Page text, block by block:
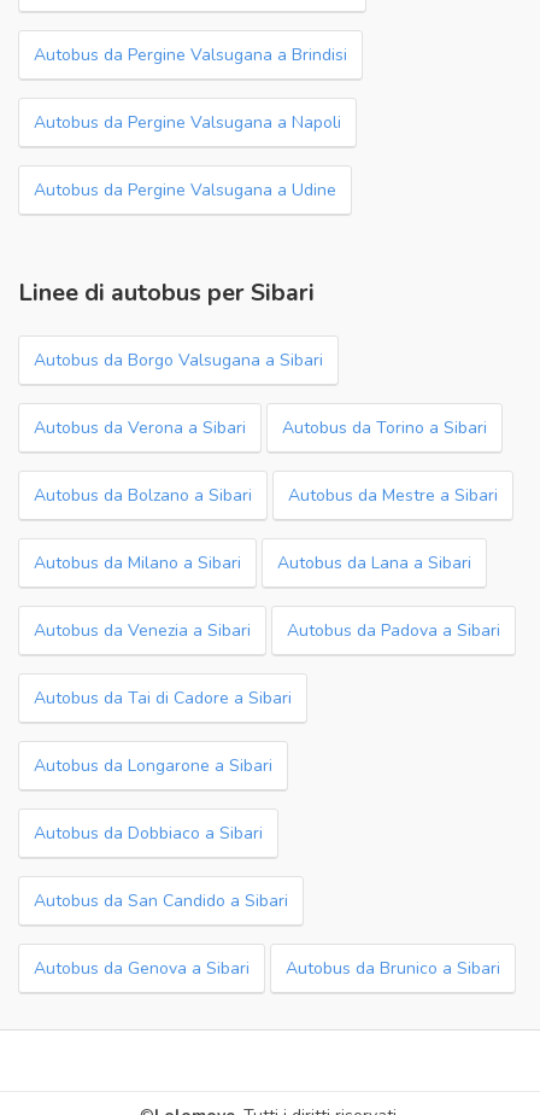
Autobus da Pergine Valsugana a Brindisi
Autobus da Pergine Valsugana a Napoli
Autobus da Pergine Valsugana a Udine
Linee di autobus per Sibari
Autobus da Borgo Valsugana a Sibari
Autobus da Verona a Sibari Autobus da Torino a Sibari
Autobus da Bolzano a Sibari Autobus da Mestre a Sibari
Autobus da Milano a Sibari Autobus da Lana a Sibari
Autobus da Venezia a Sibari Autobus da Padova a Sibari
Autobus da Tai di Cadore a Sibari
Autobus da Longarone a Sibari
Autobus da Dobbiaco a Sibari
Autobus da San Candido a Sibari
Autobus da Genova a Sibari Autobus da Brunico a Sibari